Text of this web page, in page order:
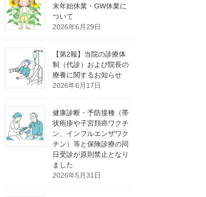
末年始休業・GW休業に
ついて
2026年6月29日
【第2報】当院の診療体
制（代診）および院長の
療養に関するお知らせ
2026年6月17日
健康診断・予防接種（帯
状疱疹や子宮頚癌ワクチ
ン、インフルエンザワク
チン）等と保険診療の同
日受診が原則禁止となり
ました
2026年5月31日